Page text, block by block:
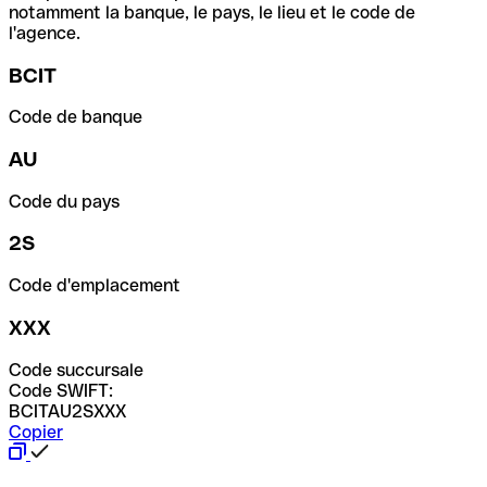
notamment la banque, le pays, le lieu et le code de
l'agence.
BCIT
Code de banque
AU
Code du pays
2S
Code d'emplacement
XXX
Code succursale
Code SWIFT:
BCITAU2SXXX
Copier